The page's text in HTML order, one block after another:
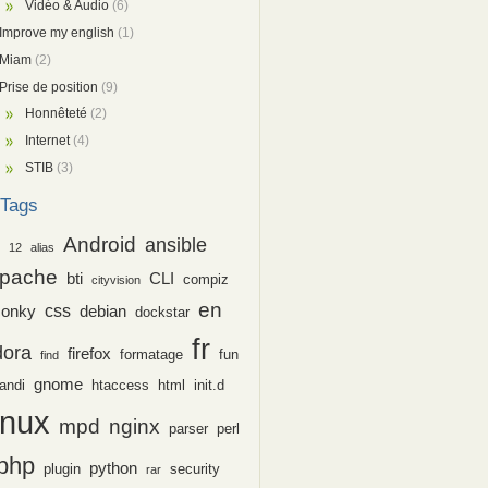
Vidéo & Audio (6)
Improve my english (1)
Miam (2)
Prise de position (9)
Honnêteté (2)
Internet (4)
STIB (3)
Tags
12 alias Android ansible
bti cityvision CLI compiz
css debian dockstar en
find firefox formatage fr fun
gnome htaccess html init.d
mpd nginx parser perl
plugin python rar security